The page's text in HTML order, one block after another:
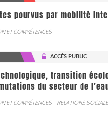
pourvus par mobilité
ET COMPÉTENCES
ACCÈS PUBLIC
transition
du secteur de
ET COMPÉTENCES RELATIONS